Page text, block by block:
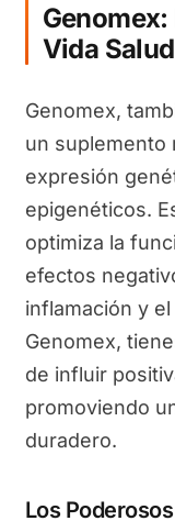
Vida
Genomex,
un suplemento
expresión
epigenéticos.
optimiza la
efectos
inflamación y
Genomex,
de influir
promoviendo
duradero.
Los